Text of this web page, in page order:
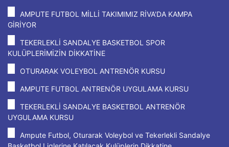
AMPUTE FUTBOL MİLLİ TAKIMIMIZ RİVA'DA KAMPA
GİRİYOR
TEKERLEKLİ SANDALYE BASKETBOL SPOR
KULÜPLERİMİZİN DİKKATİNE
OTURARAK VOLEYBOL ANTRENÖR KURSU
AMPUTE FUTBOL ANTRENÖR UYGULAMA KURSU
TEKERLEKLİ SANDALYE BASKETBOL ANTRENÖR
UYGULAMA KURSU
Ampute Futbol, Oturarak Voleybol ve Tekerlekli Sandalye